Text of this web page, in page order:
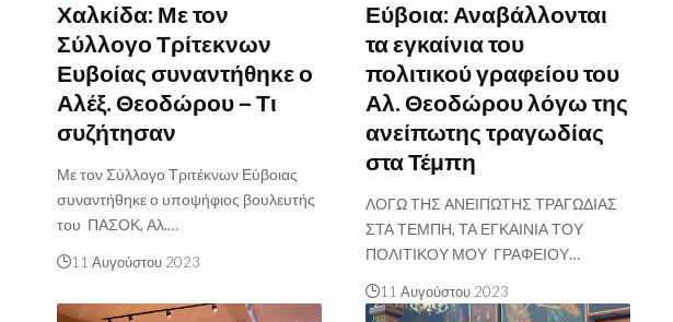
Χαλκίδα: Με τον
Σύλλογο Τρίτεκνων
Ευβοίας συναντήθηκε ο
Αλέξ. Θεοδώρου – Τι
συζήτησαν
Με τον Σύλλογο Τριτέκνων Εύβοιας
συναντήθηκε ο υποψήφιος βουλευτής
του ΠΑΣΟΚ, Αλ.…
11 Αυγούστου 2023
Εύβοια: Αναβάλλονται
τα εγκαίνια του
πολιτικού γραφείου του
Αλ. Θεοδώρου λόγω της
ανείπωτης τραγωδίας
στα Τέμπη
ΛΟΓΩ ΤΗΣ ΑΝΕΙΠΩΤΗΣ ΤΡΑΓΩΔΙΑΣ
ΣΤΑ ΤΕΜΠΗ, ΤΑ ΕΓΚΑΙΝΙΑ ΤΟΥ
ΠΟΛΙΤΙΚΟΥ ΜΟΥ ΓΡΑΦΕΙΟΥ…
11 Αυγούστου 2023